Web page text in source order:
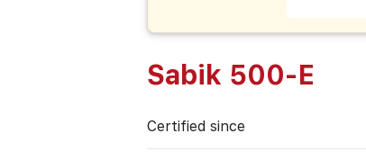
Sabik 500-E
Certified since